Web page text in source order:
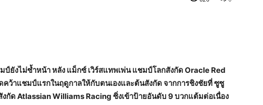
ป์ยังไม่ซ้ำหน้า หลัง แม็กซ์ เวิร์สแทพเพ่น แชมป์โลกสังกัด Oracle Red
คว้าแชมป์แรกในฤดูกาลให้กับตนเองและต้นสังกัด จากการชิงชัยที่ ซูซู
กัด Atlassian Williams Racing ซิ่งเข้าป้ายอันดับ 9 บวกแต้มต่อเนื่อง